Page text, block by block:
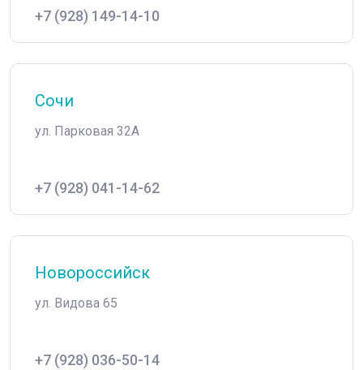
+7 (928) 149-14-10
Сочи
ул. Парковая 32А
+7 (928) 041-14-62
Новороссийск
ул. Видова 65
+7 (928) 036-50-14